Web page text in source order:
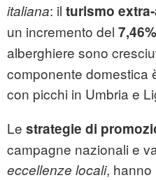
italiana: il turismo
un incremento del 7,46%
alberghiere sono
componente domestica
con picchi in Umbria e
Le strategie di
campagne nazionali e
eccellenze locali, hanno